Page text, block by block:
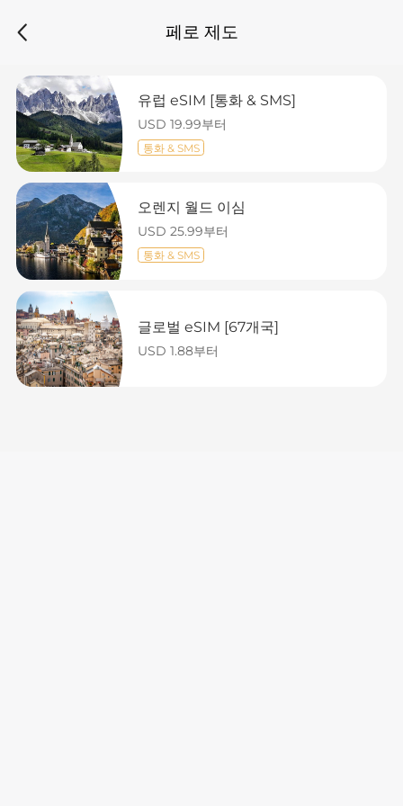
페로 제도
유럽 eSIM [통화 & SMS]
USD 19.99부터
통화 & SMS
오렌지 월드 이심
USD 25.99부터
통화 & SMS
글로벌 eSIM [67개국]
USD 1.88부터